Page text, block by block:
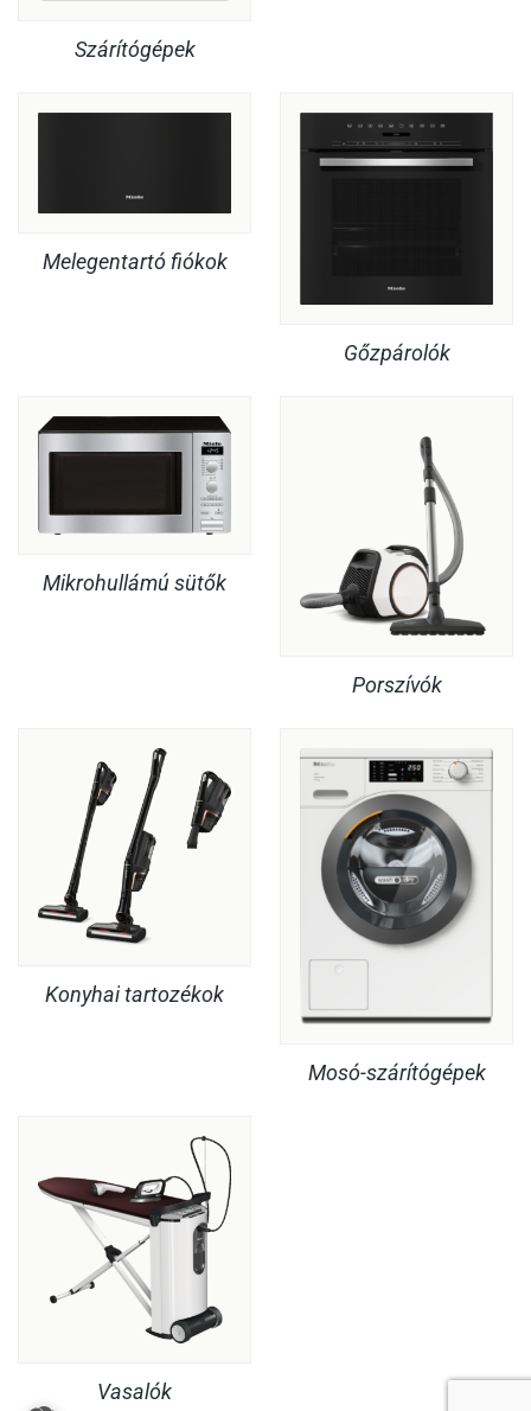
Szárítógépek
Melegentartó fiókok
Gőzpárolók
Mikrohullámú sütők
Porszívók
Konyhai tartozékok
Mosó-szárítógépek
Vasalók